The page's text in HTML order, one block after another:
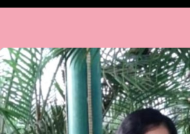
ಗೀತಾಮಂಜು
ಬೆಣ್ಣೆಹಳ್ಳಿ
ಕವಿತೆ-
ಕಾಂಕ್ರೀಟ್
ಕಾವು